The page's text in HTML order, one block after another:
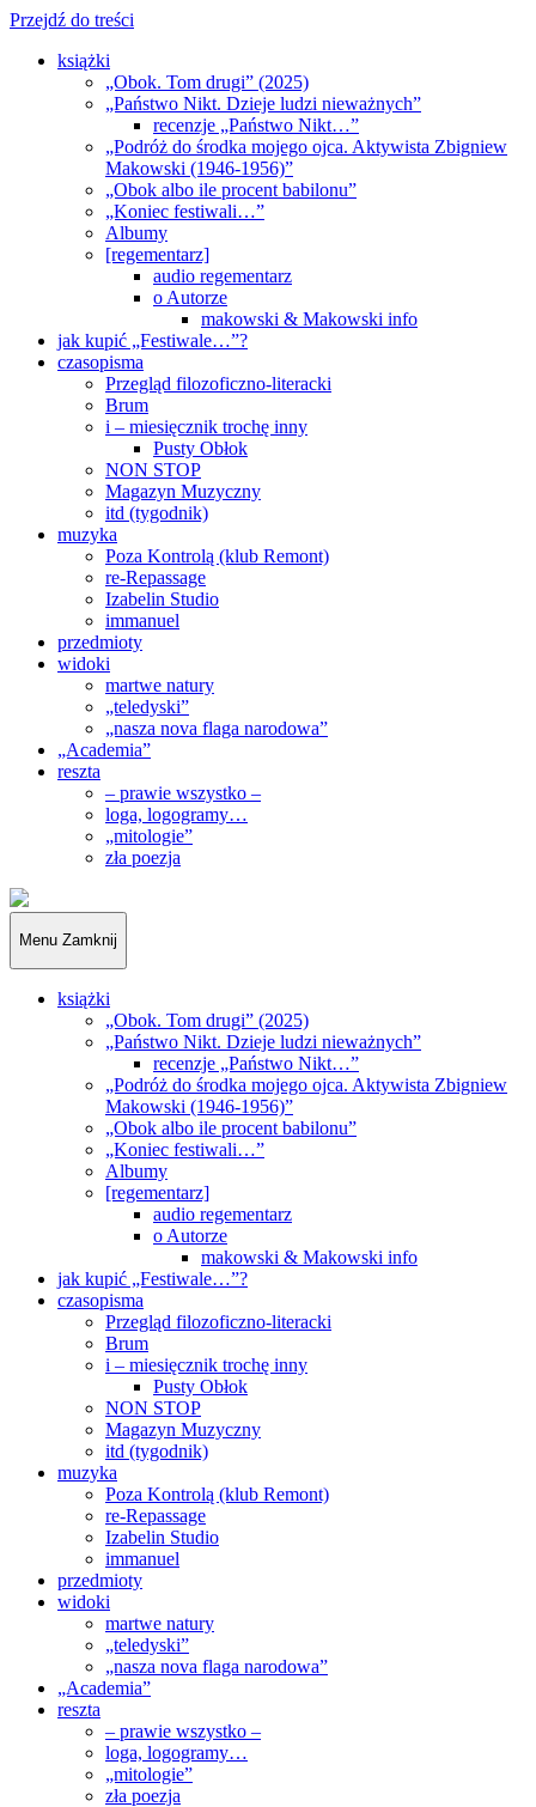
Przejdź do treści
książki
„Obok. Tom drugi” (2025)
„Państwo Nikt. Dzieje ludzi nieważnych”
recenzje „Państwo Nikt…”
„Podróż do środka mojego ojca. Aktywista Zbigniew
Makowski (1946-1956)”
„Obok albo ile procent babilonu”
„Koniec festiwali…”
Albumy
[regementarz]
audio regementarz
o Autorze
makowski & Makowski info
jak kupić „Festiwale…”?
czasopisma
Przegląd filozoficzno-literacki
Brum
i – miesięcznik trochę inny
Pusty Obłok
NON STOP
Magazyn Muzyczny
itd (tygodnik)
muzyka
Poza Kontrolą (klub Remont)
re-Repassage
Izabelin Studio
immanuel
przedmioty
widoki
martwe natury
„teledyski”
„nasza nova flaga narodowa”
„Academia”
reszta
– prawie wszystko –
loga, logogramy…
„mitologie”
zła poezja
„Obywatele…”
Menu Zamknij
książki
„Obok. Tom drugi” (2025)
„Państwo Nikt. Dzieje ludzi nieważnych”
recenzje „Państwo Nikt…”
„Podróż do środka mojego ojca. Aktywista Zbigniew
Makowski (1946-1956)”
„Obok albo ile procent babilonu”
„Koniec festiwali…”
Albumy
[regementarz]
audio regementarz
o Autorze
makowski & Makowski info
jak kupić „Festiwale…”?
czasopisma
Przegląd filozoficzno-literacki
Brum
i – miesięcznik trochę inny
Pusty Obłok
NON STOP
Magazyn Muzyczny
itd (tygodnik)
muzyka
Poza Kontrolą (klub Remont)
re-Repassage
Izabelin Studio
immanuel
przedmioty
widoki
martwe natury
„teledyski”
„nasza nova flaga narodowa”
„Academia”
reszta
– prawie wszystko –
loga, logogramy…
„mitologie”
zła poezja